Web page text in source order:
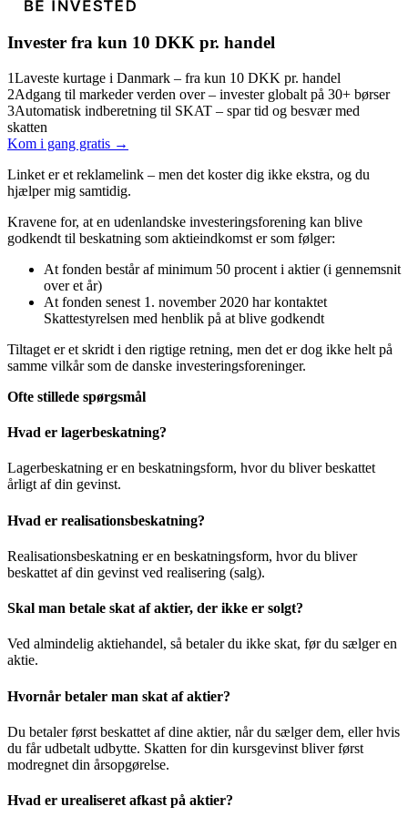
Invester fra kun 10 DKK pr. handel
1Laveste kurtage i Danmark – fra kun 10 DKK pr. handel
2Adgang til markeder verden over – invester globalt på 30+ børser
3Automatisk indberetning til SKAT – spar tid og besvær med
skatten
Kom i gang gratis →
Linket er et reklamelink – men det koster dig ikke ekstra, og du
hjælper mig samtidig.
Kravene for, at en udenlandske investeringsforening kan blive
godkendt til beskatning som aktieindkomst er som følger:
At fonden består af minimum 50 procent i aktier (i gennemsnit
over et år)
At fonden senest 1. november 2020 har kontaktet
Skattestyrelsen med henblik på at blive godkendt
Tiltaget er et skridt i den rigtige retning, men det er dog ikke helt på
samme vilkår som de danske investeringsforeninger.
Ofte stillede spørgsmål
Hvad er lagerbeskatning?
Lagerbeskatning er en beskatningsform, hvor du bliver beskattet
årligt af din gevinst.
Hvad er realisationsbeskatning?
Realisationsbeskatning er en beskatningsform, hvor du bliver
beskattet af din gevinst ved realisering (salg).
Skal man betale skat af aktier, der ikke er solgt?
Ved almindelig aktiehandel, så betaler du ikke skat, før du sælger en
aktie.
Hvornår betaler man skat af aktier?
Du betaler først beskattet af dine aktier, når du sælger dem, eller hvis
du får udbetalt udbytte. Skatten for din kursgevinst bliver først
modregnet din årsopgørelse.
Hvad er urealiseret afkast på aktier?